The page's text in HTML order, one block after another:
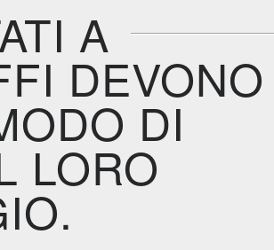
A
DEVONO
DI
LORO